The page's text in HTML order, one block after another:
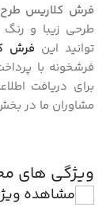
فرش کلاریس طرح دیبا
طرحی زیبا و
توانید این فرش
فرشخونه با
برای دریافت
مشاوران ما در
ویژگی های
مشاهده